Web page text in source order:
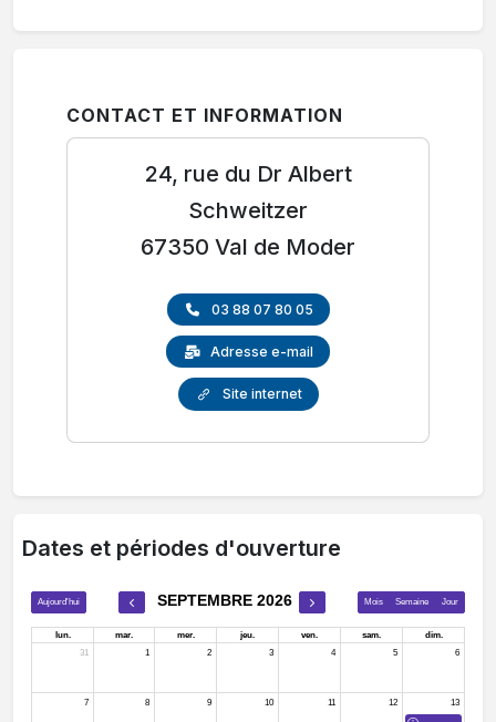
CONTACT ET INFORMATION
24, rue du Dr Albert
Schweitzer
67350 Val de Moder
03 88 07 80 05
Adresse e-mail
Site internet
Dates et périodes d'ouverture